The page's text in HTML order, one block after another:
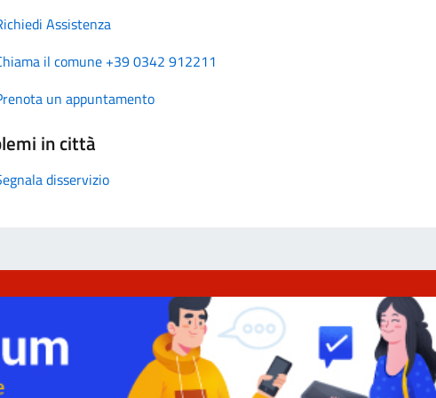
Assistenza
il comune +39 0342 912211
un appuntamento
in città
disservizio